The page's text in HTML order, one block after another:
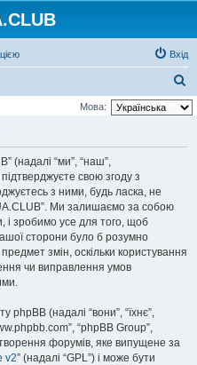
Вхід
о
Мова:
(надалі “ми”, “наш”,
свою згоду з
з ними, будь ласка, не
Ми залишаємо за собою
і зробимо усе для того, щоб
сторони було б розумно
змін, оскільки користування
чи виправлення умов
(надалі “вони”, “їхнє”,
“phpBB Group”,
форумів, яке випущене за
v2” (надалі “GPL”) і може бути